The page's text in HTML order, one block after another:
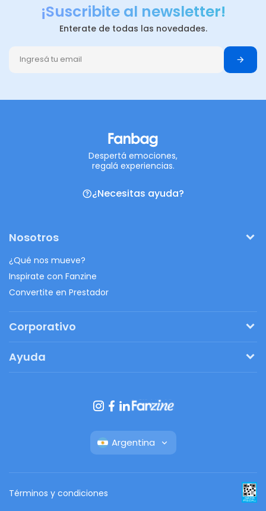
¡Suscribite al newsletter!
Enterate de todas las novedades.
Despertá emociones,
regalá experiencias.
¿Necesitas ayuda?
Nosotros
¿Qué nos mueve?
Inspirate con Fanzine
Convertite en Prestador
Corporativo
Regalos originales
Ayuda
Botón de arrepentimiento
Argentina
Términos y condiciones